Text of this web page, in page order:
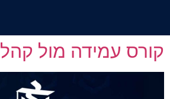
קורס עמידה מול קהל